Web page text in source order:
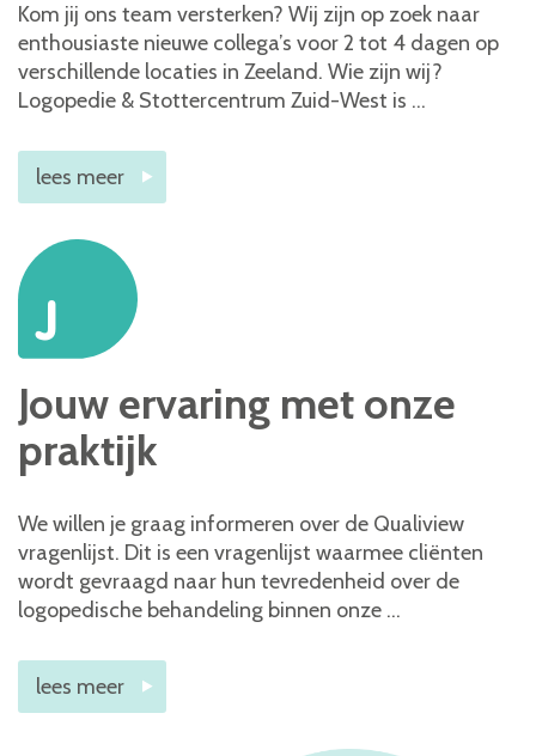
Kom jij ons team versterken? Wij zijn op zoek naar
enthousiaste nieuwe collega’s voor 2 tot 4 dagen op
verschillende locaties in Zeeland. Wie zijn wij?
Logopedie & Stottercentrum Zuid-West is …
lees meer
J
Jouw ervaring met onze
praktijk
We willen je graag informeren over de Qualiview
vragenlijst. Dit is een vragenlijst waarmee cliënten
wordt gevraagd naar hun tevredenheid over de
logopedische behandeling binnen onze …
lees meer